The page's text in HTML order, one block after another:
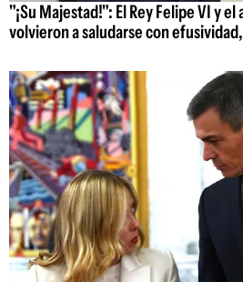
"¡Su Majestad!": El Rey Felipe VI y
volvieron a saludarse con